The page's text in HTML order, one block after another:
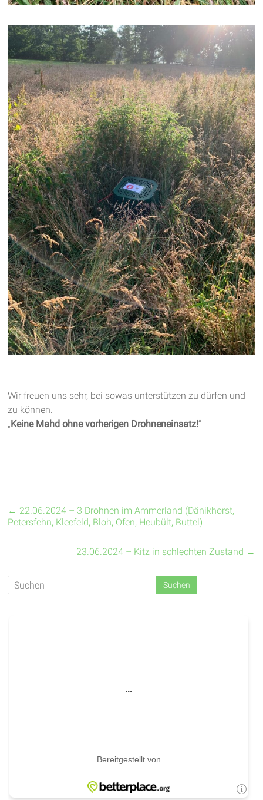
Wir freuen uns sehr, bei sowas unterstützen zu dürfen und
zu können.
„Keine Mahd ohne vorherigen Drohneneinsatz!“
← 22.06.2024 – 3 Drohnen im Ammerland (Dänikhorst,
Petersfehn, Kleefeld, Bloh, Ofen, Heubült, Buttel)
23.06.2024 – Kitz in schlechten Zustand →